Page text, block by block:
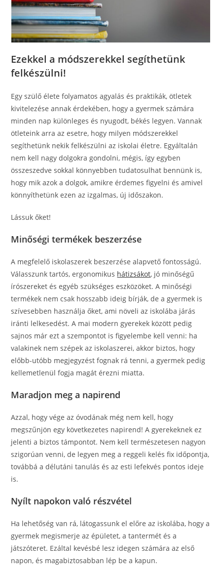
Ezekkel a módszerekkel segíthetünk
felkészülni!
Egy szülő élete folyamatos agyalás és praktikák, ötletek
kivitelezése annak érdekében, hogy a gyermek számára
minden nap különleges és nyugodt, békés legyen. Vannak
ötleteink arra az esetre, hogy milyen módszerekkel
segíthetünk nekik felkészülni az iskolai életre. Egyáltalán
nem kell nagy dolgokra gondolni, mégis, így egyben
összeszedve sokkal könnyebben tudatosulhat bennünk is,
hogy mik azok a dolgok, amikre érdemes figyelni és amivel
könnyíthetünk ezen az izgalmas, új időszakon.
Lássuk őket!
Minőségi termékek beszerzése
A megfelelő iskolaszerek beszerzése alapvető fontosságú.
Válasszunk tartós, ergonomikus hátizsákot, jó minőségű
írószereket és egyéb szükséges eszközöket. A minőségi
termékek nem csak hosszabb ideig bírják, de a gyermek is
szívesebben használja őket, ami növeli az iskolába járás
iránti lelkesedést. A mai modern gyerekek között pedig
sajnos már ezt a szempontot is figyelembe kell venni: ha
valakinek nem szépek az iskolaszerei, akkor biztos, hogy
előbb-utóbb megjegyzést fognak rá tenni, a gyermek pedig
kellemetlenül fogja magát érezni miatta.
Maradjon meg a napirend
Azzal, hogy vége az óvodának még nem kell, hogy
megszűnjön egy következetes napirend! A gyerekeknek ez
jelenti a biztos támpontot. Nem kell természetesen nagyon
szigorúan venni, de legyen meg a reggeli kelés fix időpontja,
továbbá a délutáni tanulás és az esti lefekvés pontos ideje
is.
Nyílt napokon való részvétel
Ha lehetőség van rá, látogassunk el előre az iskolába, hogy a
gyermek megismerje az épületet, a tantermét és a
játszóteret. Ezáltal kevésbé lesz idegen számára az első
napon, és magabiztosabban lép be a kapun.